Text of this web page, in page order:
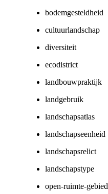
bodemgesteldheid
cultuurlandschap
diversiteit
ecodistrict
landbouwpraktijk
landgebruik
landschapsatlas
landschapseenheid
landschapsrelict
landschapstype
open-ruimte-gebied